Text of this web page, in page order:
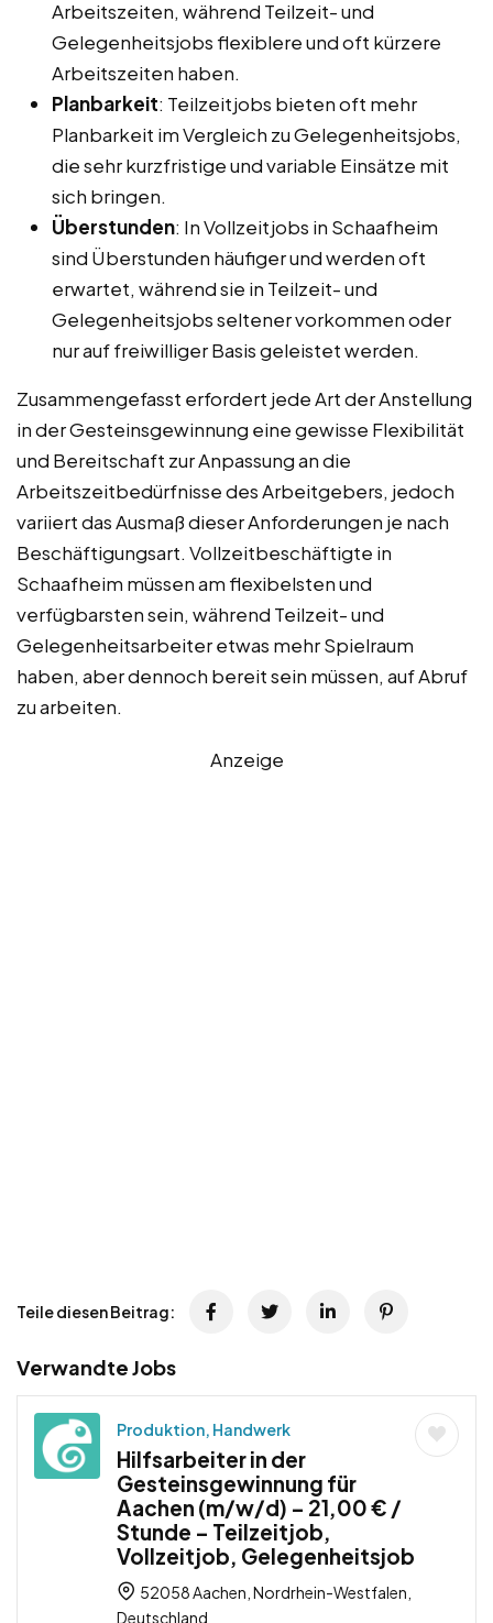
Arbeitszeiten, während Teilzeit- und
Gelegenheitsjobs flexiblere und oft kürzere
Arbeitszeiten haben.
Planbarkeit: Teilzeitjobs bieten oft mehr
Planbarkeit im Vergleich zu Gelegenheitsjobs,
die sehr kurzfristige und variable Einsätze mit
sich bringen.
Überstunden: In Vollzeitjobs in Schaafheim
sind Überstunden häufiger und werden oft
erwartet, während sie in Teilzeit- und
Gelegenheitsjobs seltener vorkommen oder
nur auf freiwilliger Basis geleistet werden.
Zusammengefasst erfordert jede Art der Anstellung
in der Gesteinsgewinnung eine gewisse Flexibilität
und Bereitschaft zur Anpassung an die
Arbeitszeitbedürfnisse des Arbeitgebers, jedoch
variiert das Ausmaß dieser Anforderungen je nach
Beschäftigungsart. Vollzeitbeschäftigte in
Schaafheim müssen am flexibelsten und
verfügbarsten sein, während Teilzeit- und
Gelegenheitsarbeiter etwas mehr Spielraum
haben, aber dennoch bereit sein müssen, auf Abruf
zu arbeiten.
Anzeige
Teile diesen Beitrag:
Verwandte Jobs
Produktion, Handwerk
Hilfsarbeiter in der
Gesteinsgewinnung für
Aachen (m/w/d) – 21,00 € /
Stunde – Teilzeitjob,
Vollzeitjob, Gelegenheitsjob
52058 Aachen, Nordrhein-Westfalen,
Deutschland